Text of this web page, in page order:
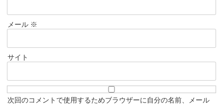
メール ※
サイト
次回のコメントで使用するためブラウザーに自分の名前、メール